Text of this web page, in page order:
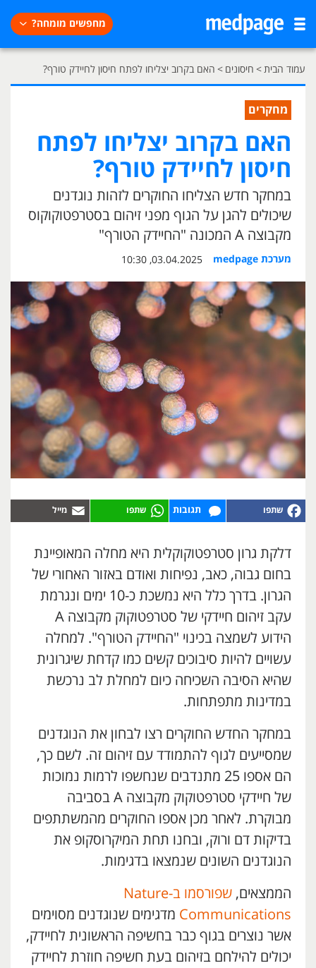
מחפשים מומחה?
עמוד הבית> חיסונים > האם בקרוב יצליחו לפתח חיסון לחיידק טורף?
מחקרים
האם בקרוב יצליחו לפתח
חיסון לחיידק טורף?
במחקר חדש הצליחו החוקרים לזהות נוגדנים
שיכולים להגן על הגוף מפני זיהום בסטרפטוקוקוס
מקבוצה A המכונה "החיידק הטורף"
מערכת medpage 03.04.2025, 10:30
תגובות
דלקת גרון סטרפטוקוקלית היא מחלה המאופיינת
בחום גבוה, כאב, נפיחות ואודם באזור האחורי של
הגרון. בדרך כלל היא נמשכת כ-10 ימים ונגרמת
עקב זיהום חיידקי של סטרפטוקוק מקבוצה A
הידוע לשמצה בכינוי "החיידק הטורף". למחלה
עשויים להיות סיבוכים קשים כמו קדחת שיגרונית
שהיא הסיבה השכיחה כיום למחלת לב נרכשת
במדינות מתפתחות.
במחקר החדש החוקרים רצו לבחון את הנוגדנים
שמסייעים לגוף להתמודד עם זיהום זה. לשם כך,
הם אספו 25 מתנדבים שנחשפו לרמות נמוכות
של חיידקי סטרפטוקוק מקבוצה A בסביבה
מבוקרת. לאחר מכן אספו החוקרים מהמשתתפים
בדיקות דם ורוק, ובחנו תחת המיקרוסקופ את
הנוגדנים השונים שנמצאו בדגימות.
הממצאים,
שפורסמו ב-Nature
Communications מדגימים שנוגדנים מסוימים
אשר נוצרים בגוף כבר בחשיפה הראשונית לחיידק,
יכולים להילחם בזיהום בעת חשיפה חוזרת לחיידק